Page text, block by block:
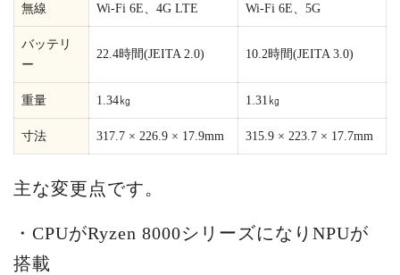
無線 Wi-Fi 6E、4G LTE Wi-Fi 6E、5G
バッテリ
ー
22.4時間(JEITA 2.0) 10.2時間(JEITA 3.0)
重量 1.34㎏ 1.31㎏
寸法 317.7 × 226.9 × 17.9mm 315.9 × 223.7 × 17.7mm
主な変更点です。
・CPUがRyzen 8000シリーズになりNPUが
搭載